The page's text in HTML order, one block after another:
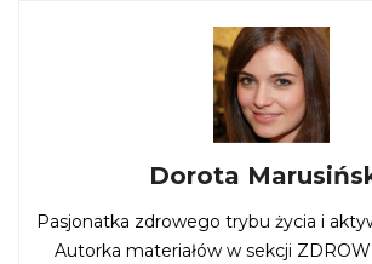
Dorota
Pasjonatka zdrowego trybu życia i
Autorka materiałów w sekcji